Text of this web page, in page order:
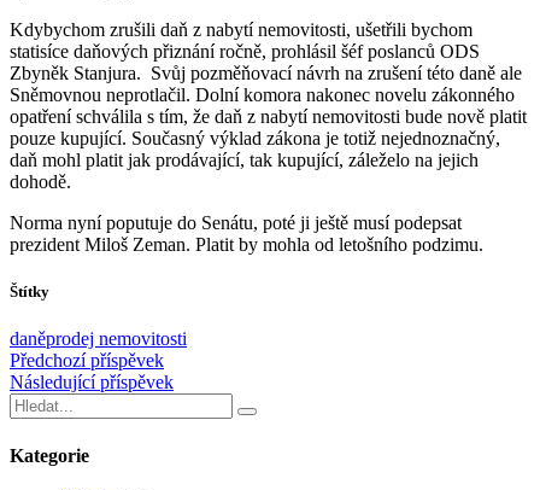
Kdybychom zrušili daň z nabytí nemovitosti, ušetřili bychom
statisíce daňových přiznání ročně, prohlásil šéf poslanců ODS
Zbyněk Stanjura. Svůj pozměňovací návrh na zrušení této daně ale
Sněmovnou neprotlačil. Dolní komora nakonec novelu zákonného
opatření schválila s tím, že daň z nabytí nemovitosti bude nově platit
pouze kupující. Současný výklad zákona je totiž nejednoznačný,
daň mohl platit jak prodávající, tak kupující, záleželo na jejich
dohodě.
Norma nyní poputuje do Senátu, poté ji ještě musí podepsat
prezident Miloš Zeman. Platit by mohla od letošního podzimu.
Štítky
daněprodej nemovitosti
Předchozí příspěvek
Následující příspěvek
Kategorie